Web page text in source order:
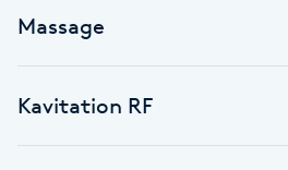
Mixfransar
N
Nagelförlängning
Massage
Kavitation RF